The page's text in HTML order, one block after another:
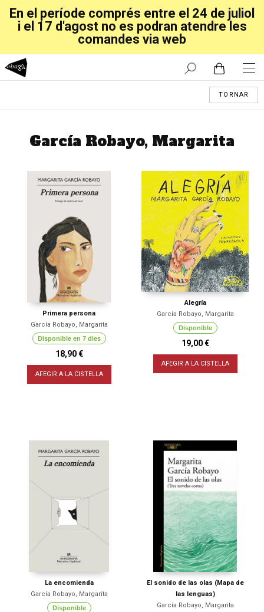
En el període comprés entre el 24 de juliol
i el 17 d'agost no es podran atendre les
comandes via web
TORNAR
García Robayo, Margarita
Primera persona
García Robayo, Margarita
Disponible en 7 dies
18,90 €
AFEGIR A LA CISTELLA
Alegría
García Robayo, Margarita
Disponible
19,00 €
AFEGIR A LA CISTELLA
La encomienda
García Robayo, Margarita
Disponible
El sonido de las olas (Mapa de
las lenguas)
García Robayo, Margarita